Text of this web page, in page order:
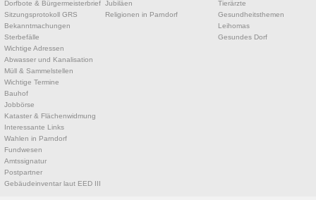
Dorfbote & Bürgermeisterbrief
Sitzungsprotokoll GRS
Bekanntmachungen
Sterbefälle
Wichtige Adressen
Abwasser und Kanalisation
Müll & Sammelstellen
Wichtige Termine
Bauhof
Jobbörse
Kataster & Flächenwidmung
Interessante Links
Wahlen in Parndorf
Fundwesen
Amtssignatur
Postpartner
Gebäudeinventar laut EED III
Jubiläen
Religionen in Parndorf
Tierärzte
Gesundheitsthemen
Leihomas
Gesundes Dorf